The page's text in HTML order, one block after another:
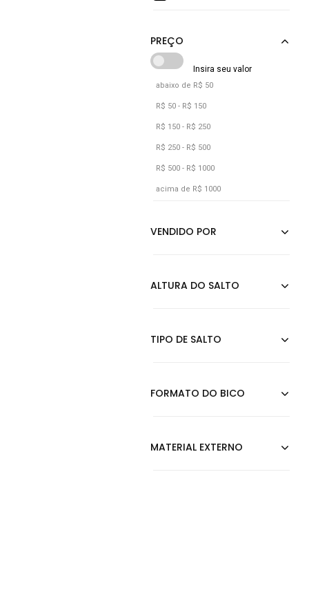
Off-white
Pink
Preto
abaixo de R$ 50
R$ 50 - R$ 150
R$ 150 - R$ 250
R$ 250 - R$ 500
R$ 500 - R$ 1000
acima de R$ 1000